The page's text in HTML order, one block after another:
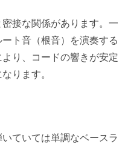
接な関係があります。一
ト音（根音）を演奏する
り、コードの響きが安定
ります。
ていては単調なベースラ